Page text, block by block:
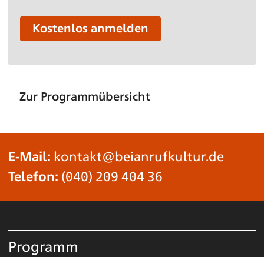
Kostenlos anmelden
Zur Programmübersicht
E-Mail: kontakt@beianrufkultur.de
Telefon: (040) 209 404 36
Programm